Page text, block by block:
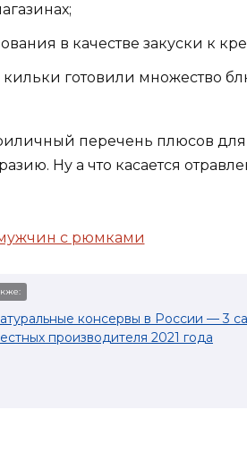
в качестве закуски к
кильки готовили множество
перечень плюсов
Ну а что касается
консервы в России — 3
производителя 2021 года